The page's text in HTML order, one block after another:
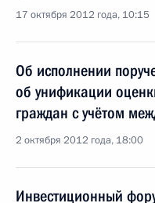
17 октября 2012 года, 10:15
Об исполнении
об унификации
граждан с учётом
2 октября 2012 года, 18:00
Инвестиционный